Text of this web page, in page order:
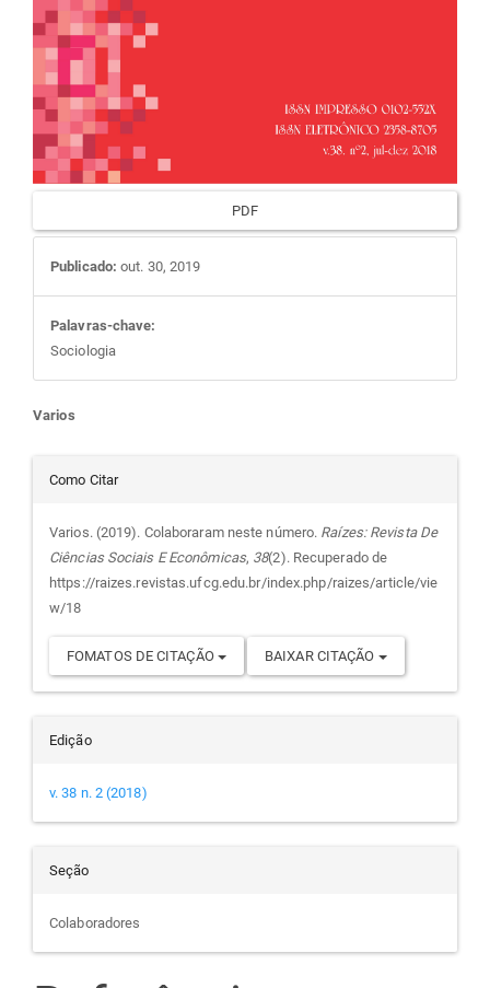
PDF
Publicado: out. 30, 2019
Palavras-chave:
Sociologia
Conteúdo
do
artigo
principal
Varios
Detalhes
do
artigo
Como Citar
Varios. (2019). Colaboraram neste número. Raízes: Revista De
Ciências Sociais E Econômicas, 38(2). Recuperado de
https://raizes.revistas.ufcg.edu.br/index.php/raizes/article/vie
w/18
FOMATOS DE CITAÇÃO BAIXAR CITAÇÃO
Edição
v. 38 n. 2 (2018)
Seção
Colaboradores